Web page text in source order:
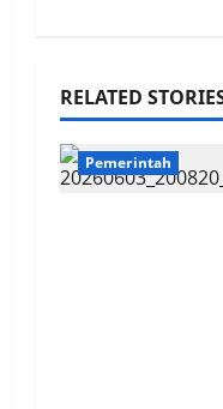
a
t
RELATED
Pemerintah